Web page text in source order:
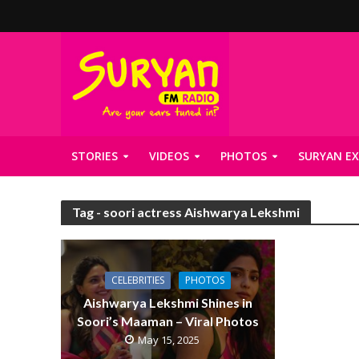
STORIES VIDEOS PHOTOS SURYAN
Tag - soori actress Aishwarya Lekshmi
CELEBRITIES PHOTOS
Aishwarya Lekshmi Shines in
Soori’s Maaman – Viral Photos
May 15, 2025